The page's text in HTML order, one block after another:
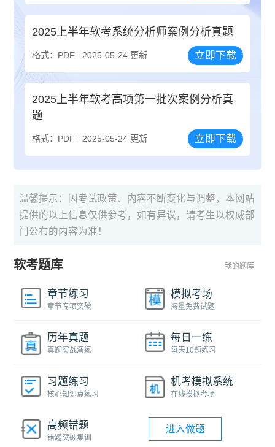
2025上半年软考系统分析师案例分析真题
格式：PDF 2025-05-24 更新 立即下载
2025上半年软考高项第一批次案例分析真
题
格式：PDF 2025-05-24 更新 立即下载
温馨提示：因考试政策、内容不断变化与调整，本网站
提供的以上信息仅供参考，如有异议，请考生以权威部
门公布的内容为准！
软考题库 我的题库
章节练习
章节专项突破
模拟考场
海量免费试题
历年真题
真题实战演练
每日一练
每天10题练习
习题练习
核心知识点练习
机考模拟系统
在线模拟考场
高频错题
错题突破集训
进入做题